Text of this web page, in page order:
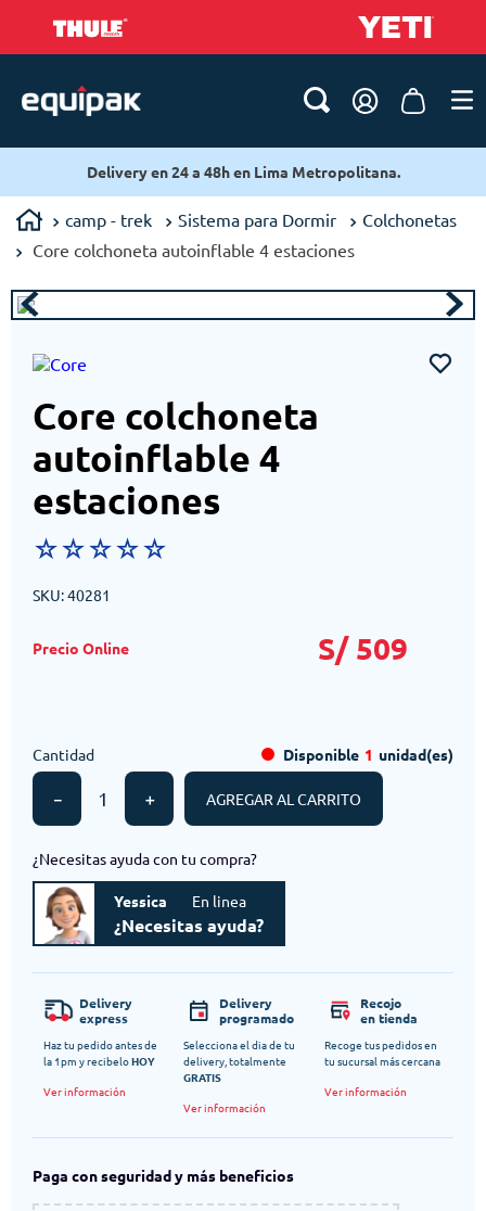
Delivery en 24 a 48h en Lima Metropolitana.
camp - trek Sistema para Dormir
Colchonetas
Core colchoneta autoinflable 4 estaciones
Core colchoneta
autoinflable 4
estaciones
☆☆☆☆☆
SKU:40281
S/ 509
Cantidad
＋
－
Disponible 1 unidad(es)
AGREGAR AL CARRITO
¿Necesitas ayuda con tu compra?
Yessica En linea
¿Necesitas ayuda?
Delivery
express
Haz tu pedido antes de
la 1pm y recibeloHOY
Ver información
Delivery
programado
Selecciona el dia de tu
delivery, totalmente
GRATIS
Ver información
Recojo
en tienda
Recoge tus pedidos en
tu sucursal más cercana
Ver información
Paga con seguridad y más beneficios